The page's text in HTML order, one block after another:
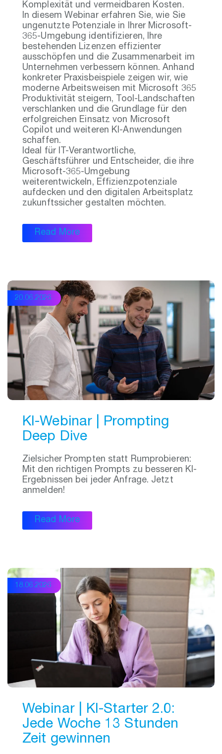
Komplexität und vermeidbaren Kosten.
In diesem Webinar erfahren Sie, wie Sie
ungenutzte Potenziale in Ihrer Microsoft-
365-Umgebung identifizieren, Ihre
bestehenden Lizenzen effizienter
ausschöpfen und die Zusammenarbeit im
Unternehmen verbessern können. Anhand
konkreter Praxisbeispiele zeigen wir, wie
moderne Arbeitsweisen mit Microsoft 365
Produktivität steigern, Tool-Landschaften
verschlanken und die Grundlage für den
erfolgreichen Einsatz von Microsoft
Copilot und weiteren KI-Anwendungen
schaffen.
Ideal für IT-Verantwortliche,
Geschäftsführer und Entscheider, die ihre
Microsoft-365-Umgebung
weiterentwickeln, Effizienzpotenziale
aufdecken und den digitalen Arbeitsplatz
zukunftssicher gestalten möchten.
Read More
20.06.2026
KI-Webinar | Prompting
Deep Dive
Zielsicher Prompten statt Rumprobieren:
Mit den richtigen Prompts zu besseren KI-
Ergebnissen bei jeder Anfrage. Jetzt
anmelden!
Read More
18.06.2026
Webinar | KI-Starter 2.0:
Jede Woche 13 Stunden
Zeit gewinnen